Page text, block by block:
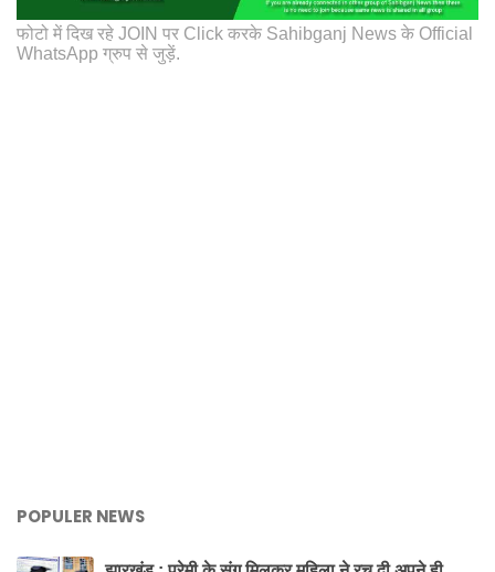
फोटो में दिख रहे JOIN पर Click करके Sahibganj News के Official
WhatsApp ग्रुप से जुड़ें.
POPULER NEWS